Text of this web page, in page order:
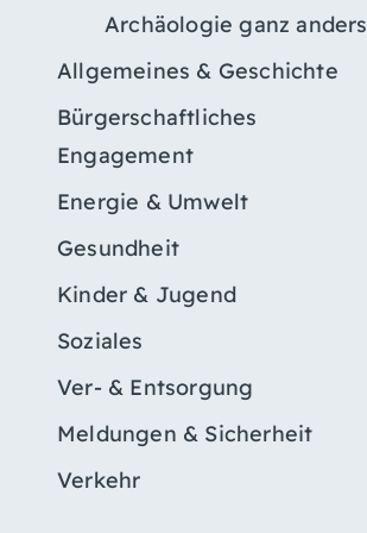
Archäologie ganz anders
Allgemeines & Geschichte
Bürgerschaftliches
Engagement
Energie & Umwelt
Gesundheit
Kinder & Jugend
Soziales
Ver- & Entsorgung
Meldungen & Sicherheit
Verkehr